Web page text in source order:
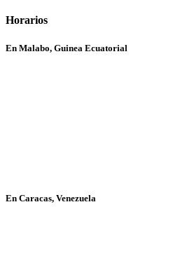
Horarios
En Malabo, Guinea Ecuatorial
En Caracas, Venezuela